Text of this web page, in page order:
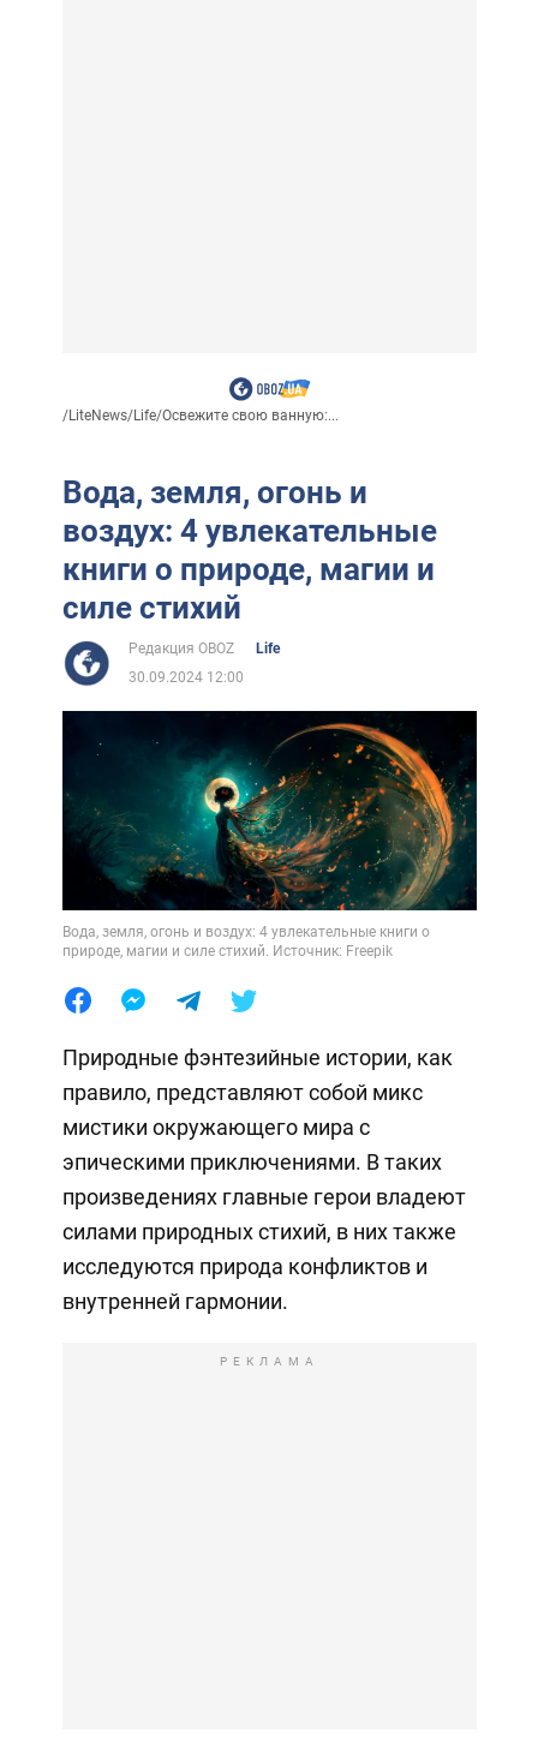
/LiteNews/Life/Освежите свою ванную:...
Вода, земля, огонь и
воздух: 4 увлекательные
книги о природе, магии и
силе стихий
Редакция OBOZ
Life
30.09.2024 12:00
Вода, земля, огонь и воздух: 4 увлекательные книги о
природе, магии и силе стихий. Источник: Freepik
Природные фэнтезийные истории, как
правило, представляют собой микс
мистики окружающего мира с
эпическими приключениями. В таких
произведениях главные герои владеют
силами природных стихий, в них также
исследуются природа конфликтов и
внутренней гармонии.
РЕКЛАМА